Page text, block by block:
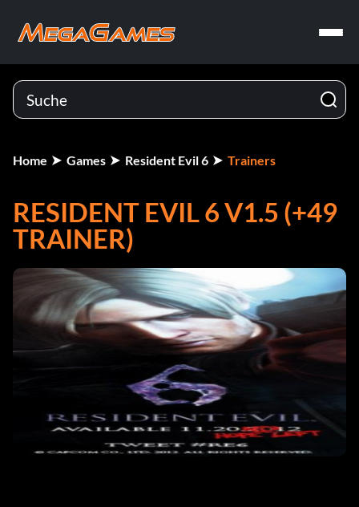
Home Games Resident Evil 6 Trainers
RESIDENT EVIL 6 V1.5 (+49
TRAINER)